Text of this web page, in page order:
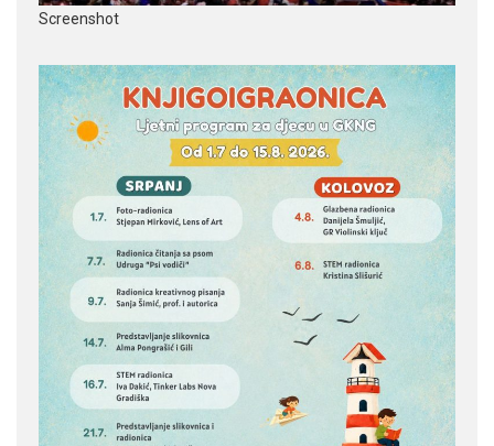
Screenshot